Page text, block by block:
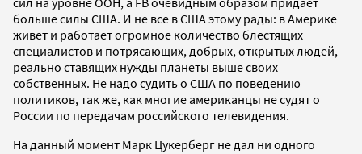
больше силы США. И не все в США этому рады: в Америке
живет и работает огромное количество блестящих
специалистов и потрясающих, добрых, открытых людей,
реально ставящих нужды планеты выше своих
собственных. Не надо судить о США по поведению
политиков, так же, как многие американцы не судят о
России по передачам российского телевидения.
На данный момент Марк Цукерберг не дал ни одного